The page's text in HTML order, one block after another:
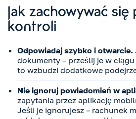
Jak zachowywać się
kontroli
Odpowiadaj szybko i otwarcie.
dokumenty – prześlij je w
to wzbudzi dodatkowe
Nie ignoruj powiadomień w
zapytania przez aplikację
Jeśli je ignorujesz – rachunek